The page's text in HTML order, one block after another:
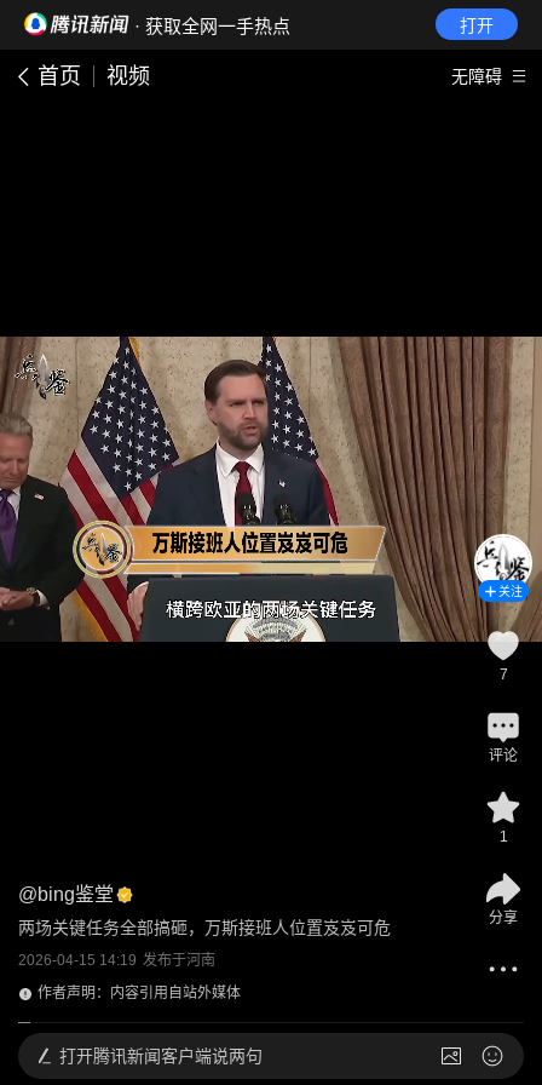
· 获取全网一手热点 打开
首页 视频 无障碍
@bing鉴堂
两场关键任务全部搞砸，万斯接班人位置岌岌可危
2026-04-15 14:19 发布于河南
作者声明：内容引用自站外媒体
关注
7
评论
1
分享
打开腾讯新闻客户端说两句